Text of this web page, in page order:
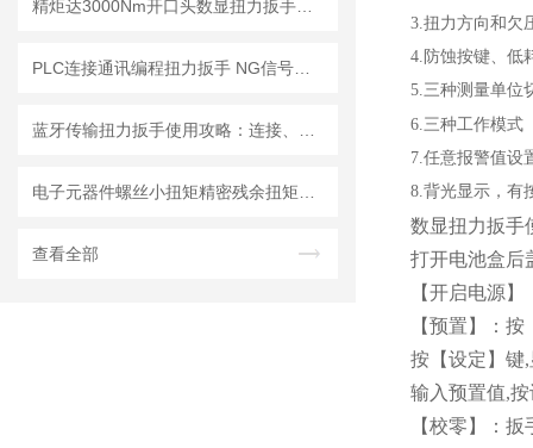
查看全部
3.扭力方向和欠
4.防蚀按键、低
5.三种测量单位
6.三种工作模式
7.任意报警值设
8.背光显示，有
数显扭力扳手
打开电池盒后
【开启电源
【预置】：
按【设定】键
输入预置值,
【校零】：